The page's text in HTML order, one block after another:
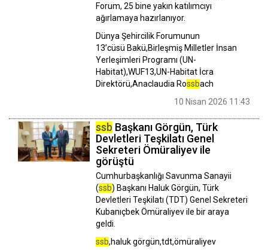
Forum, 25 bine yakın katılımcıyı
ağırlamaya hazırlanıyor.
Dünya Şehircilik Forumunun
13’cüsü Bakü,Birleşmiş Milletler İnsan
Yerleşimleri Programı (UN-
Habitat),WUF13,UN-Habitat İcra
Direktörü,Anaclaudia Rossbach
10 Nisan 2026 11:43
ssb Başkanı Görgün, Türk
Devletleri Teşkilatı Genel
Sekreteri Ömüraliyev ile
görüştü
Cumhurbaşkanlığı Savunma Sanayii
(ssb) Başkanı Haluk Görgün, Türk
Devletleri Teşkilatı (TDT) Genel Sekreteri
Kubanıçbek Ömüraliyev ile bir araya
geldi.
ssb,haluk görgün,tdt,ömüraliyev